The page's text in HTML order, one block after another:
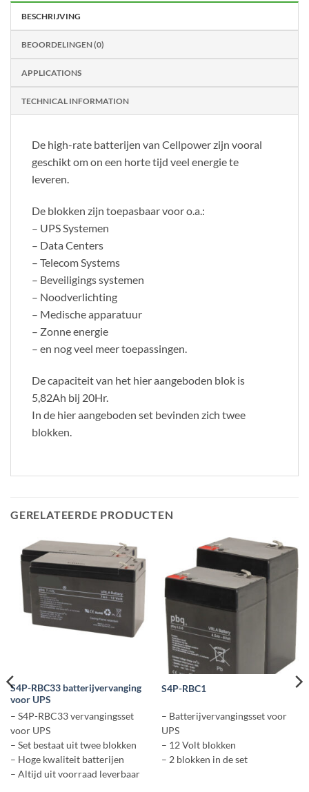
BESCHRIJVING
BEOORDELINGEN (0)
APPLICATIONS
TECHNICAL INFORMATION
De high-rate batterijen van Cellpower zijn vooral
geschikt om on een horte tijd veel energie te
leveren.
De blokken zijn toepasbaar voor o.a.:
– UPS Systemen
– Data Centers
– Telecom Systems
– Beveiligings systemen
– Noodverlichting
– Medische apparatuur
– Zonne energie
– en nog veel meer toepassingen.
De capaciteit van het hier aangeboden blok is
5,82Ah bij 20Hr.
In de hier aangeboden set bevinden zich twee
blokken.
GERELATEERDE PRODUCTEN
S4P-RBC33 batterijvervanging
voor UPS
– S4P-RBC33 vervangingsset
voor UPS
– Set bestaat uit twee blokken
– Hoge kwaliteit batterijen
– Altijd uit voorraad leverbaar
S4P-RBC1
– Batterijvervangingsset voor
UPS
– 12 Volt blokken
– 2 blokken in de set